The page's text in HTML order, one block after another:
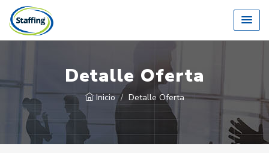
Detalle Oferta
Inicio Detalle Oferta